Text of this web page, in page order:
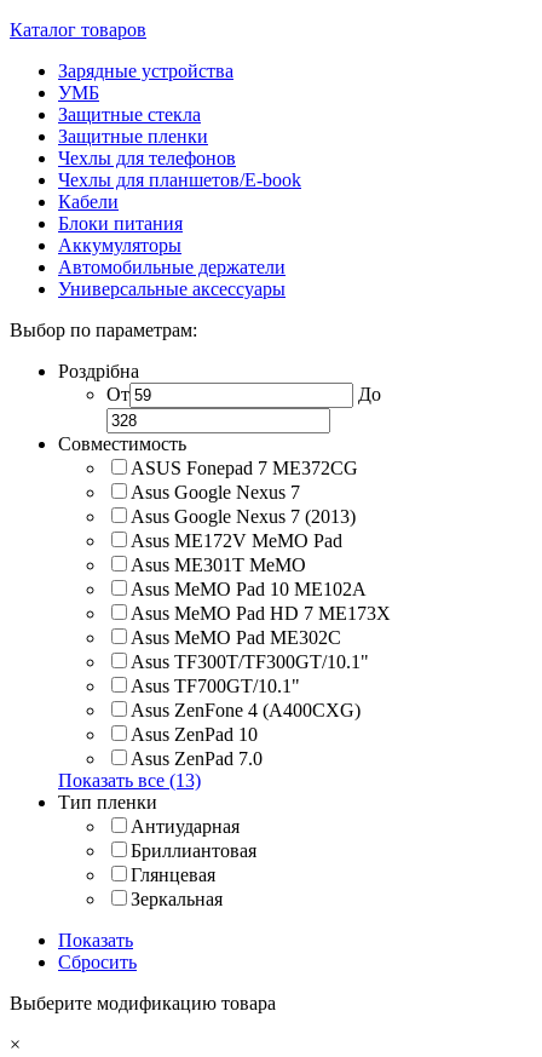
Каталог товаров
Зарядные устройства
УМБ
Защитные стекла
Защитные пленки
Чехлы для телефонов
Чехлы для планшетов/E-book
Кабели
Блоки питания
Аккумуляторы
Автомобильные держатели
Универсальные аксессуары
Выбор по параметрам:
Роздрібна
От
До
Совместимость
ASUS Fonepad 7 ME372CG
Asus Google Nexus 7
Asus Google Nexus 7 (2013)
Asus ME172V MeMO Pad
Asus ME301T MeMO
Asus MeMO Pad 10 ME102A
Asus MeMO Pad HD 7 ME173X
Asus MeMO Pad ME302C
Asus TF300T/TF300GT/10.1"
Asus TF700GT/10.1"
Asus ZenFone 4 (A400CXG)
Asus ZenPad 10
Asus ZenPad 7.0
Показать все (13)
Тип пленки
Антиударная
Бриллиантовая
Глянцевая
Зеркальная
Показать
Сбросить
Выберите модификацию товара
×